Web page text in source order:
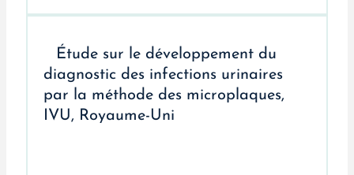
Étude sur le développement du
diagnostic des infections urinaires
par la méthode des microplaques,
IVU, Royaume-Uni